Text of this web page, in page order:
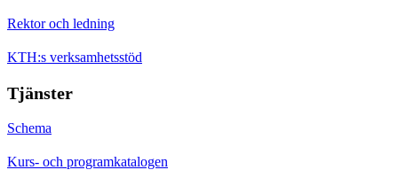
Rektor och ledning
KTH:s verksamhetsstöd
Tjänster
Schema
Kurs- och programkatalogen